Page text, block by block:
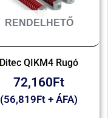
RENDELHETŐ
Ditec QIKM4 Rugó
72,160Ft
(56,819Ft + ÁFA)